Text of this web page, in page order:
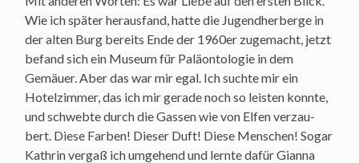
Wie ich spä­ter her­aus­fand, hat­te die Jugend­her­ber­ge in
der alten Burg bereits Ende der 1960er zuge­macht, jetzt
befand sich ein Muse­um für Palä­on­to­lo­gie in dem
Gemäu­er. Aber das war mir egal. Ich such­te mir ein
Hotel­zim­mer, das ich mir gera­de noch so leis­ten konn­te,
und schweb­te durch die Gas­sen wie von Elfen ver­zau­
bert. Die­se Far­ben! Die­ser Duft! Die­se Men­schen! Sogar
Kath­rin ver­gaß ich umge­hend und lern­te dafür Gian­na